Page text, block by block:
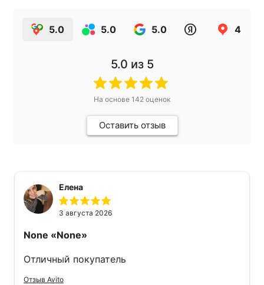
5.0 5.0 5.0 4.9
5.0 из 5
На основе 142 оценок
Оставить отзыв
Елена
3 августа 2026
None «None»
Отличный покупатель
Отзыв Avito